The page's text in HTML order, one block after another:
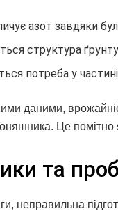
азот завдяки
структура
потреба у
даними,
Це помітно
та
неправильна